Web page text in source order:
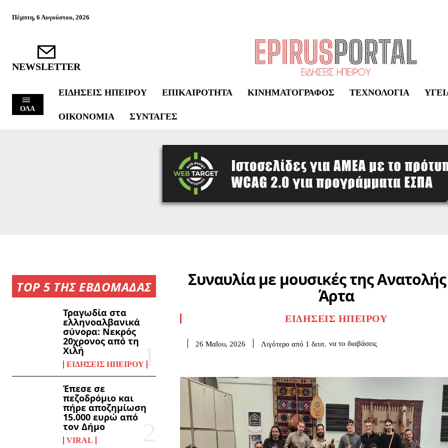
Πέμπτη, 6 Αυγούστου, 2026
NEWSLETTER
ΟΛΑ
ΕΙΔΉΣΕΙΣ ΗΠΕΊΡΟΥ ΕΠΙΚΑΙΡΌΤΗΤΑ ΚΙΝΗΜΑΤΟΓΡΆΦΟΣ ΤΕΧΝΟΛΟΓΊΑ
ΟΙΚΟΝΟΜΊΑ ΣΥΝΤΑΓΈΣ
TOP 5 ΤΗΣ ΕΒΔΟΜΑΔΑΣ
Τραγωδία στα
ελληνοαλβανικά
σύνορα: Νεκρός
20χρονος από τη
Χιλή
ΕΙΔΉΣΕΙΣ ΗΠΕΊΡΟΥ
Έπεσε σε
πεζοδρόμιο και
πήρε αποζημίωση
15.000 ευρώ από
τον Δήμο
VIRAL
Συναυλία με μουσικές της
Άρτα
ΕΙΔΉΣΕΙΣ ΗΠΕΊΡΟΥ
26 Μαΐου, 2026 Λιγότερο από 1 δευτ. να το διαβάσεις